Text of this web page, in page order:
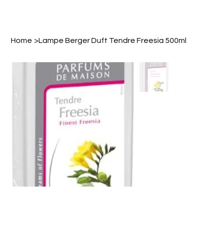
Home >Lampe Berger Duft Tendre Freesia 500ml